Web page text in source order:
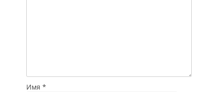
Имя *